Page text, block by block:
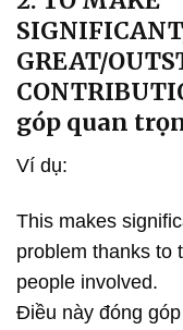
GREAT/
góp quan
Ví dụ:
This makes
problem thanks to
people involved.
Điều này đóng